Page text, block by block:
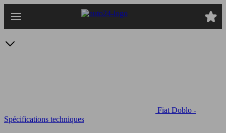
au
Fiat Doblo -
Spécifications techniques